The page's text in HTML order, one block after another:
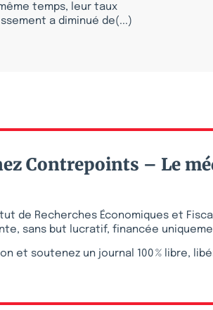
temps, leur taux
a diminué de(...)
Contrepoints – Le
de Recherches Économiques et
sans but lucratif, financée
et soutenez un journal 100 % libre,